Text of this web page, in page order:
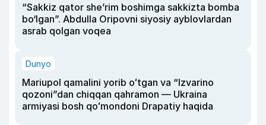
“Sakkiz qator she’rim boshimga sakkizta bomba
bo‘lgan”. Abdulla Oripovni siyosiy ayblovlardan
asrab qolgan voqea
Dunyo
Mariupol qamalini yorib oʻtgan va “Izvarino
qozoni”dan chiqqan qahramon — Ukraina
armiyasi bosh qoʻmondoni Drapatiy haqida